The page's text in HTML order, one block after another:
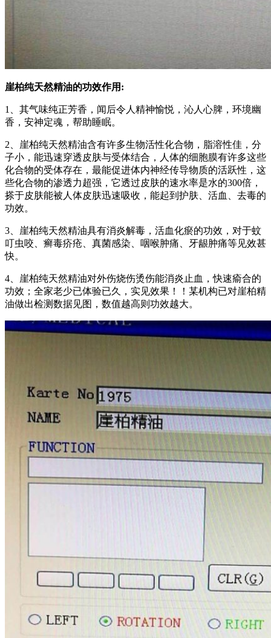
崖柏纯天然精油的功效作用:
1、其气味纯正芳香，闻后令人精神愉悦，沁人心脾，环境幽
香，安神定魂，帮助睡眠。
2、崖柏纯天然精油含有许多生物活性化合物，脂溶性佳，分
子小，能迅速穿透皮肤与受体结合，人体的细胞膜有许多这些
化合物的受体存在，最能促进体内神经传导物质的活跃性，这
些化合物的渗透力超强，它透过皮肤的速水率是水的300倍，
搽于皮肤能被人体皮肤迅速吸收，能起到护肤、活血、去毒的
功效。
3、崖柏纯天然精油具有消炎解毒，活血化瘀的功效，对于蚊
叮虫咬、癣毒疥疮、真菌感染、咽喉肿痛、牙龈肿痛等见效甚
快。
4、崖柏纯天然精油对外伤烧伤烫伤能消炎止血，快速瘉合的
功效；全家老少已体验已久，实见效果！！某机构已对崖柏精
油做出检测数据见图，数值越高则功效越大。